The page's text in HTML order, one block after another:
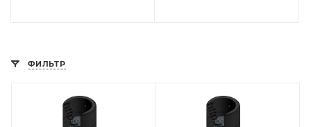
ФИЛЬТР